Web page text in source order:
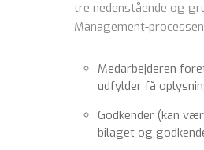
tre nedenstående og
Management-
Medarbejderen
udfylder få
Godkender (kan
bilaget og